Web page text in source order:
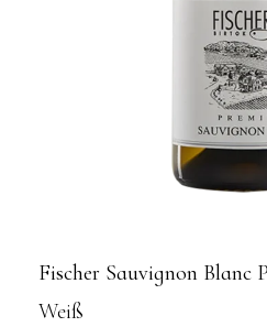
Fischer Sauvignon Blanc
Weiß